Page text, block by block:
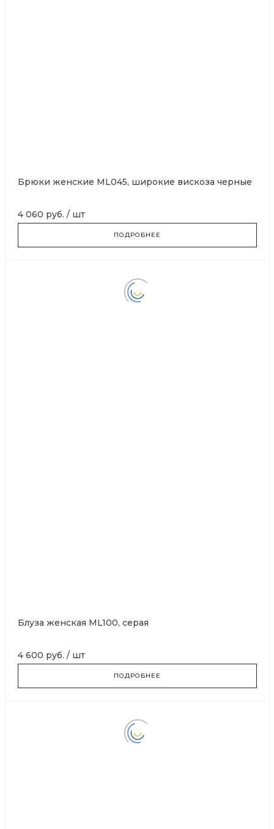
Брюки женские ML045, широкие вискоза черные
4 060 руб. / шт
ПОДРОБНЕЕ
Блуза женская ML100, серая
4 600 руб. / шт
ПОДРОБНЕЕ